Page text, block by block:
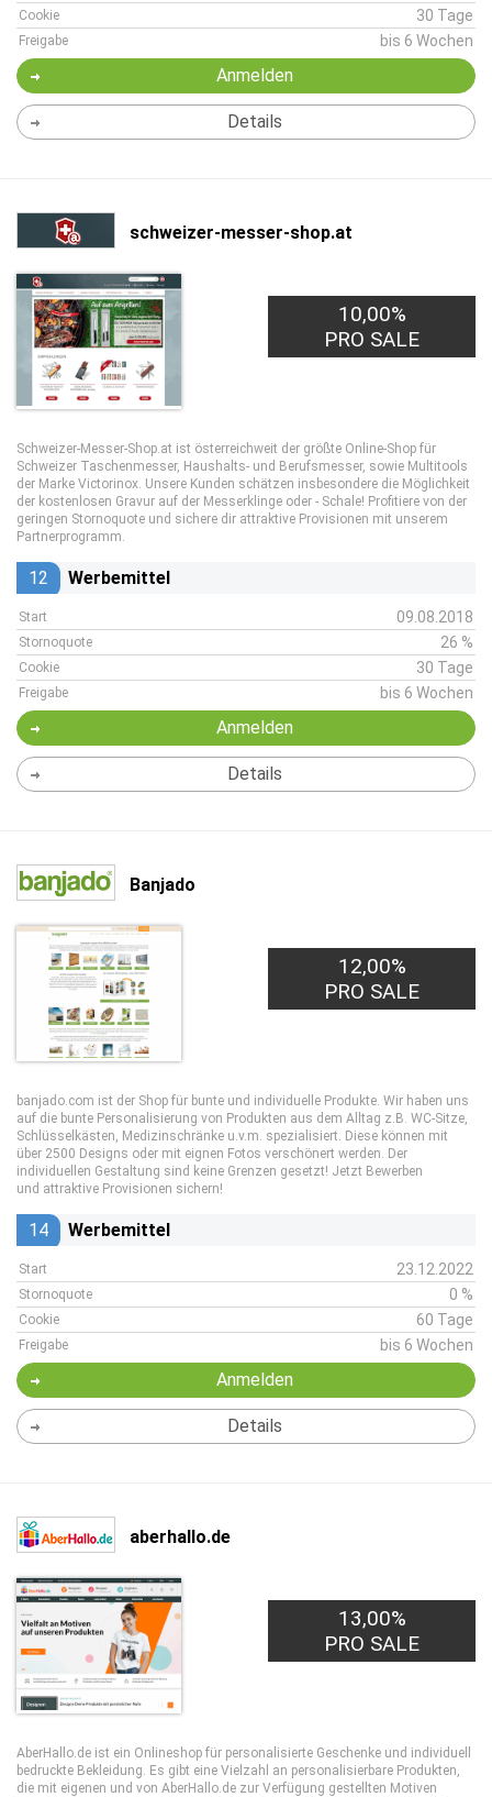
Cookie 30 Tage
Freigabe bis 6 Wochen
Anmelden
Details
schweizer-messer-shop.at
10,00%
PRO SALE
Schweizer-Messer-Shop.at ist österreichweit der größte Online-Shop für
Schweizer Taschenmesser, Haushalts- und Berufsmesser, sowie Multitools
der Marke Victorinox. Unsere Kunden schätzen insbesondere die Möglichkeit
der kostenlosen Gravur auf der Messerklinge oder - Schale! Profitiere von der
geringen Stornoquote und sichere dir attraktive Provisionen mit unserem
Partnerprogramm.
12 Werbemittel
Start 09.08.2018
Stornoquote 26 %
Cookie 30 Tage
Freigabe bis 6 Wochen
Anmelden
Details
Banjado
12,00%
PRO SALE
banjado.com ist der Shop für bunte und individuelle Produkte. Wir haben uns
auf die bunte Personalisierung von Produkten aus dem Alltag z.B. WC-Sitze,
Schlüsselkästen, Medizinschränke u.v.m. spezialisiert. Diese können mit
über 2500 Designs oder mit eignen Fotos verschönert werden. Der
individuellen Gestaltung sind keine Grenzen gesetzt! Jetzt Bewerben
und attraktive Provisionen sichern!
14 Werbemittel
Start 23.12.2022
Stornoquote 0 %
Cookie 60 Tage
Freigabe bis 6 Wochen
Anmelden
Details
aberhallo.de
13,00%
PRO SALE
AberHallo.de ist ein Onlineshop für personalisierte Geschenke und individuell
bedruckte Bekleidung. Es gibt eine Vielzahl an personalisierbare Produkten,
die mit eigenen und von AberHallo.de zur Verfügung gestellten Motiven